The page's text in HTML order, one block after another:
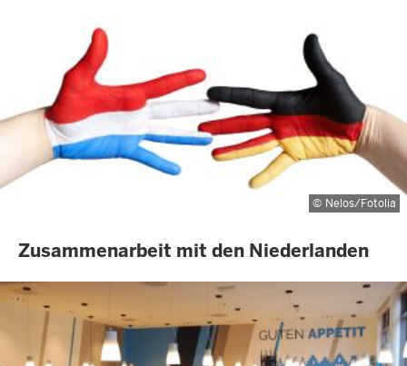
Nelos/Fotolia
Zusammenarbeit mit den Niederlanden